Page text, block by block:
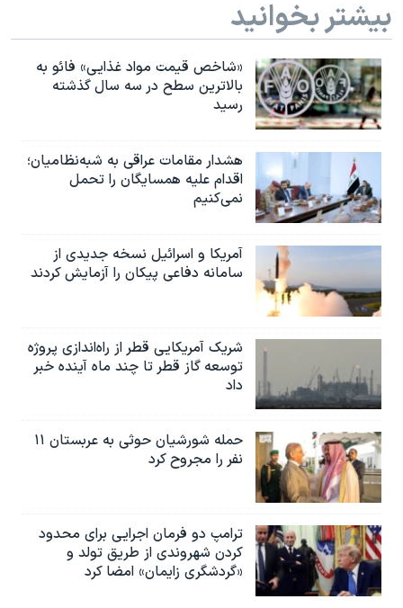
بیشتر بخوانید
«شاخص قیمت مواد غذایی» فائو به
بالاترین سطح در سه سال گذشته
رسید
هشدار مقامات عراقی به شبه‌نظامیان؛
اقدام علیه همسایگان را تحمل
نمی‌کنیم
آمریکا و اسرائیل نسخه جدیدی از
سامانه دفاعی پیکان را آزمایش کردند
شریک آمریکایی قطر از راه‌اندازی پروژه
توسعه گاز قطر تا چند ماه آینده خبر
داد
حمله شورشیان حوثی به عربستان ۱۱
نفر را مجروح کرد
ترامپ دو فرمان اجرایی برای محدود
کردن شهروندی از طریق تولد و
«گردشگری زایمان» امضا کرد